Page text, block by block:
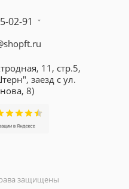
02-91
11, стр.5,
заезд с ул.
8)
защищены